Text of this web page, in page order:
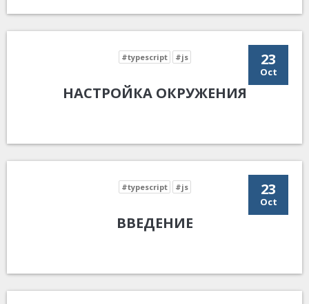
23
Oct
#typescript #js
НАСТРОЙКА ОКРУЖЕНИЯ
23
Oct
#typescript #js
ВВЕДЕНИЕ